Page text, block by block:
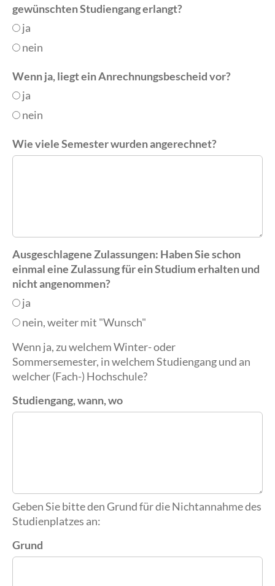
gewünschten Studiengang erlangt?
ja
nein
Wenn ja, liegt ein Anrechnungsbescheid vor?
ja
nein
Wie viele Semester wurden angerechnet?
Ausgeschlagene Zulassungen: Haben Sie schon
einmal eine Zulassung für ein Studium erhalten und
nicht angenommen?
ja
nein, weiter mit "Wunsch"
Wenn ja, zu welchem Winter- oder
Sommersemester, in welchem Studiengang und an
welcher (Fach-) Hochschule?
Studiengang, wann, wo
Geben Sie bitte den Grund für die Nichtannahme des
Studienplatzes an:
Grund